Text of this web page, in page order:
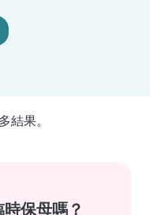
結果。
保母嗎？